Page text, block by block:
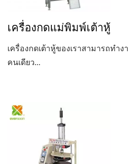
เครื่องกดแม่พิมพ์เต้าหู้
เครื่องกดเต้าหู้ของเราสามารถทำ
คนเดียว...